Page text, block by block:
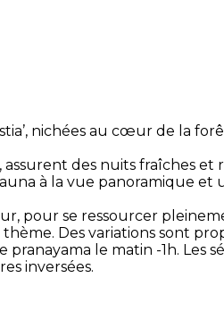
nichées au cœur de la
des nuits fraîches et
à la vue panoramique et
pour se ressourcer
Des variations sont
le matin -1h. Les
inversées.